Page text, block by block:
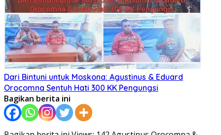
Dari Bintuni untuk Moskona: Agustinus & Eduard
Orocomna Sentuh Hati 300 KK Pengungsi
Bagikan berita ini